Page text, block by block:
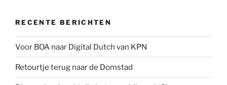
RECENTE BERICHTEN
Voor BOA naar Digital Dutch van KPN
Retourtje terug naar de Domstad